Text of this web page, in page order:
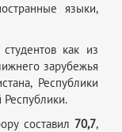
языки,
как из
зарубежья
Республики
Республики.
составил 70,7,